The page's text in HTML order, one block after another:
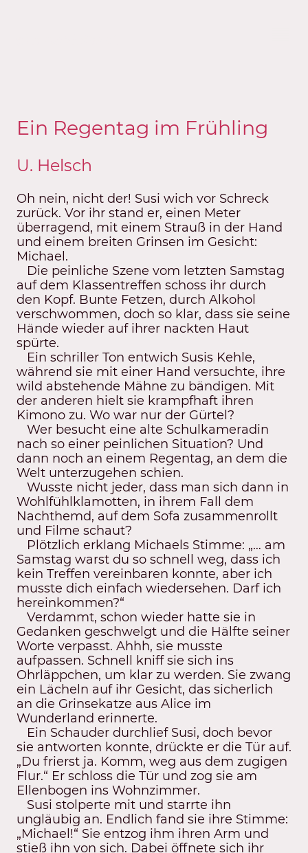
Ein Regentag im Frühling
U. Helsch
Oh nein, nicht der! Susi wich vor Schreck
zurück. Vor ihr stand er, einen Meter
überragend, mit einem Strauß in der Hand
und einem breiten Grinsen im Gesicht:
Michael.
Die peinliche Szene vom letzten Samstag
auf dem Klassentreffen schoss ihr durch
den Kopf. Bunte Fetzen, durch Alkohol
verschwommen, doch so klar, dass sie seine
Hände wieder auf ihrer nackten Haut
spürte.
Ein schriller Ton entwich Susis Kehle,
während sie mit einer Hand versuchte, ihre
wild abstehende Mähne zu bändigen. Mit
der anderen hielt sie krampfhaft ihren
Kimono zu. Wo war nur der Gürtel?
Wer besucht eine alte Schulkameradin
nach so einer peinlichen Situation? Und
dann noch an einem Regentag, an dem die
Welt unterzugehen schien.
Wusste nicht jeder, dass man sich dann in
Wohlfühlklamotten, in ihrem Fall dem
Nachthemd, auf dem Sofa zusammenrollt
und Filme schaut?
Plötzlich erklang Michaels Stimme: „… am
Samstag warst du so schnell weg, dass ich
kein Treffen vereinbaren konnte, aber ich
musste dich einfach wiedersehen. Darf ich
hereinkommen?“
Verdammt, schon wieder hatte sie in
Gedanken geschwelgt und die Hälfte seiner
Worte verpasst. Ahhh, sie musste
aufpassen. Schnell kniff sie sich ins
Ohrläppchen, um klar zu werden. Sie zwang
ein Lächeln auf ihr Gesicht, das sicherlich
an die Grinsekatze aus Alice im
Wunderland erinnerte.
Ein Schauder durchlief Susi, doch bevor
sie antworten konnte, drückte er die Tür auf.
„Du frierst ja. Komm, weg aus dem zugigen
Flur.“ Er schloss die Tür und zog sie am
Ellenbogen ins Wohnzimmer.
Susi stolperte mit und starrte ihn
ungläubig an. Endlich fand sie ihre Stimme:
„Michael!“ Sie entzog ihm ihren Arm und
stieß ihn von sich. Dabei öffnete sich ihr